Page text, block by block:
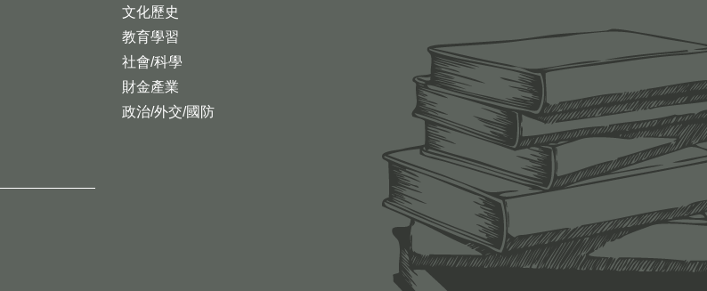
文化歷史
教育學習
社會/科學
財金產業
政治/外交/國防